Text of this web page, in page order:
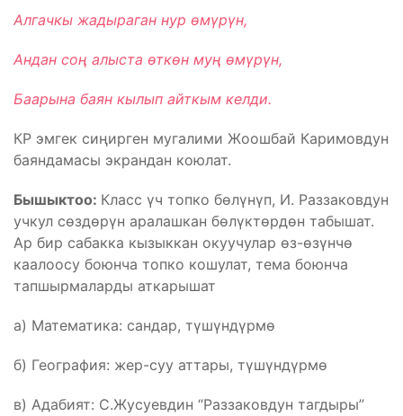
Алгачкы жадыраган нур өмүрүн,
Андан соң алыста өткөн муң өмүрүн,
Баарына баян кылып айткым келди.
КР эмгек сиңирген мугалими Жоошбай Каримовдун
баяндамасы экрандан коюлат.
Бышыктоо: Класс үч топко бөлүнүп, И. Раззаковдун
учкул сөздөрүн аралашкан бөлүктөрдөн табышат.
Ар бир сабакка кызыккан окуучулар өз-өзүнчө
каалоосу боюнча топко кошулат, тема боюнча
тапшырмаларды аткарышат
а) Математика: сандар, түшүндүрмө
б) География: жер-суу аттары, түшүндүрмө
в) Адабият: С.Жусуевдин “Раззаковдун тагдыры”